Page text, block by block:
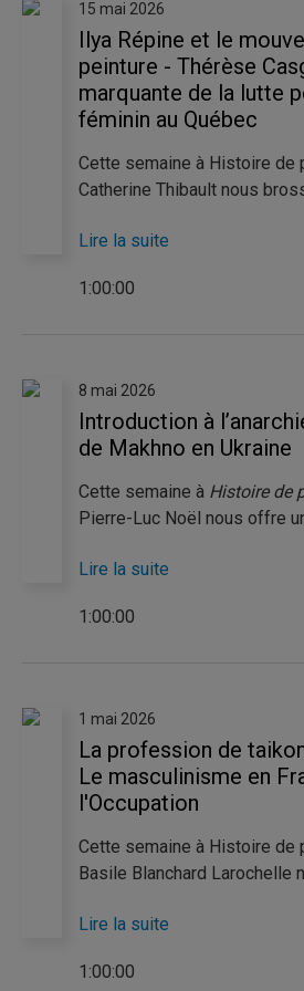
15 mai 2026
Ilya Répine et le
peinture - Thérèse
marquante de la lutte
féminin au Québec
Cette semaine à Histoire de
Catherine Thibault nous
réaliste en Russie. Elle nous
chaque coup de pinceau,
moments et des
parcours atypique de celle
femme à la tête d'un parti
Lire la suite
1:00:00
8 mai 2026
Introduction à
de Makhno en Ukraine
Cette semaine à Histoire de
Pierre-Luc Noël nous offre
politique anticapitaliste. Ce
socialisme libertaire, adopte
antiétatique qui s'est
Makhnovchtchina, qui
ouvriers tout en les divisant
durant la guerre civile russe.
Lire la suite
1:00:00
1 mai 2026
La profession de
Le masculinisme en
l'Occupation
Cette semaine à Histoire de
Basile Blanchard Larochelle
découvrir l'origine de cette
emblématique des
pendant l'ère Edo. Pour sa
Lire la suite
1:00:00